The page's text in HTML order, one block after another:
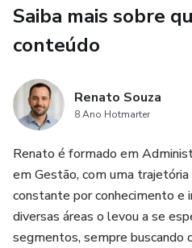
vizinhança. É sobre o processo
passo a passo acolhedor,
físico com a terra pode reduzir
uma planta pode treinar sua
espécies mais fáceis de cuidar
benefícios aromaterapêuticos.
as mãos para limpar a mente.
Imagine transformar um
apartamento em seu refúgio
Imagine trocar a ansiedade do
Saiba mais sobre
conteúdo
Renato Souza
8 Ano Hotmarter
Renato é formado em
em Gestão, com uma trajetória
constante por conhecimento e
diversas áreas o levou a se
segmentos, sempre buscando